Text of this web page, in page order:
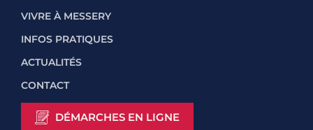
VIVRE À MESSERY
INFOS PRATIQUES
ACTUALITÉS
CONTACT
DÉMARCHES EN LIGNE